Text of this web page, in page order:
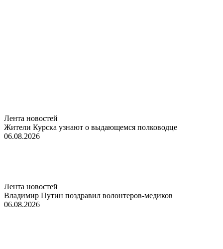
Лента новостей
Жители Курска узнают о выдающемся полководце
06.08.2026
Лента новостей
Владимир Путин поздравил волонтеров-медиков
06.08.2026